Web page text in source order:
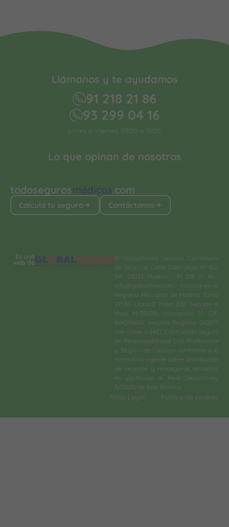
todosegurosmédicos.com
Calcula tu seguro Contáctanos
Lo que opinan de nosotros
Llámanos y te ayudamos
91 218 21 86
93 299 04 16
Lunes a Viernes: 09:00 a 15:00
Es una
web de
© Globalfinanz Gestión Correduría
de Seguros. Calle Caleruega, nº 102,
9A, 28033 Madrid · 91 218 21 86 ·
info@globalfinanz.es · Inscrita en el
Registro Mercantil de Madrid, Tomo
21530, Libro 0, Folio 206, Sección 8,
Hoja M-383016. Inscripción 1.ª. CIF.
B84396662. Inscrita Registro DGSFP
con clave J-2437. Contratado Seguro
de Responsabilidad Civil Profesional
y Seguro de Caución conforme a la
normativa vigente sobre distribución
de seguros y reaseguros privados,
en particular al Real Decreto-ley
3/2020, de 4 de febrero.​
Aviso Legal Política de cookies